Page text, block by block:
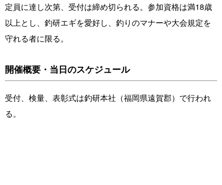
定員に達し次第、受付は締め切られる。参加資格は満18歳
以上とし、釣研エギを愛好し、釣りのマナーや大会規定を
守れる者に限る。
開催概要・当日のスケジュール
受付、検量、表彰式は釣研本社（福岡県遠賀郡）で行われ
る。